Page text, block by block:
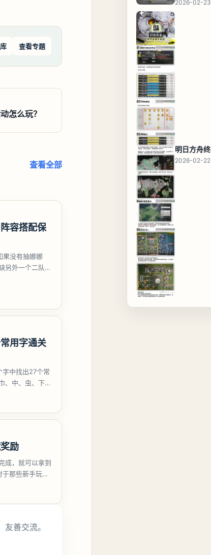
查看专题
怎么玩？
查看全部
容搭配保
果没有抽娜娜
另外一个二队C
用字通关
字中找出27个常
、中、虫、下、
励
成，就可以拿到
那些新手玩家
善交流。
2026-02-23
2026-02-22